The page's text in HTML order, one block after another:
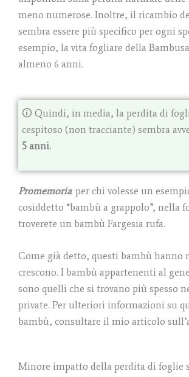
meno numerose. Inoltre, il ricambio
sembra essere più specifico per ogni
esempio, la vita fogliare della
almeno 6 anni.
🛈 Quindi, in media, la perdita di
cespitoso (non tracciante) sembra
5 anni.
Promemoria: per chi volesse un
cosiddetto “bambù a grappolo”, nella
troverete un bambù Fargesia rufa.
Come già detto, questi bambù hanno
crescono. I bambù appartenenti al
sono quelli che si trovano più spesso
private. Per ulteriori informazioni su
bambù, consultare il mio articolo
Minore impatto della perdita di foglie